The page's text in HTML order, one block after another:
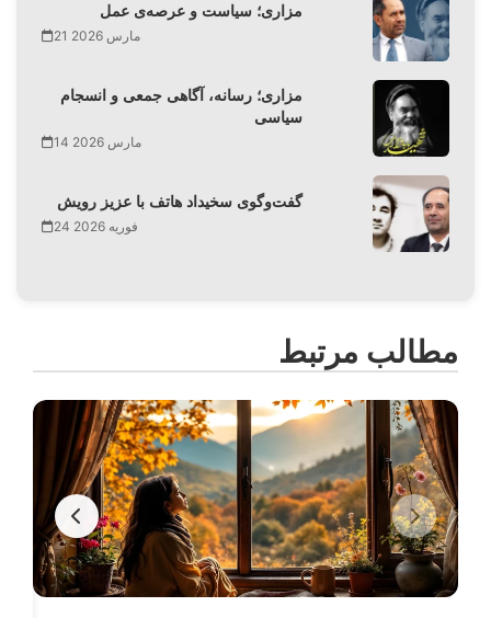
مزاری؛ سیاست و عرصه‌ی عمل
21 مارس 2026
مزاری؛ رسانه، آگاهی جمعی و انسجام
سیاسی
14 مارس 2026
گفت‌وگوی سخیداد هاتف با عزیز رویش
24 فوریه 2026
مطالب مرتبط